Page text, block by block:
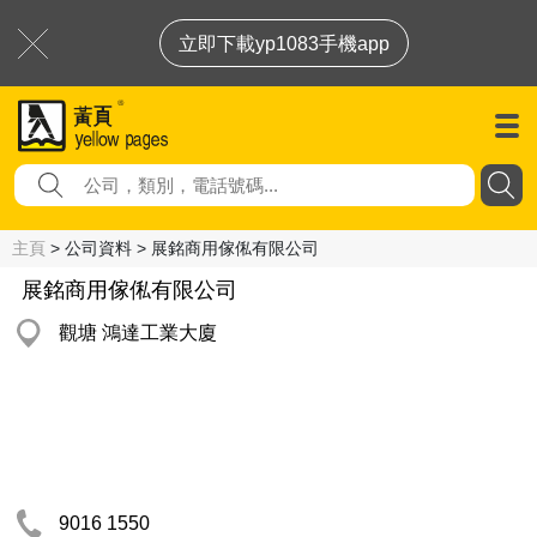
立即下載yp1083手機app
主頁 > 公司資料 > 展銘商用傢俬有限公司
展銘商用傢俬有限公司
觀塘 鴻達工業大廈
9016 1550